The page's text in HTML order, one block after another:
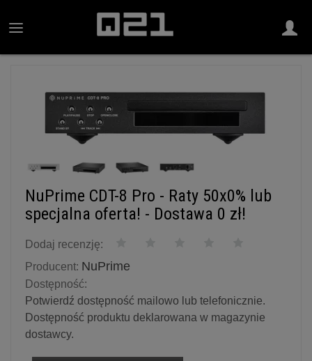
NuPrime CDT-8 Pro - Raty 50x0% lub
specjalna oferta! - Dostawa 0 zł!
Dodaj recenzję:
Producent: NuPrime
Dostępność:
Potwierdź dostępność mailowo lub telefonicznie.
Dostępność produktu deklarowana w magazynie
dostawcy.